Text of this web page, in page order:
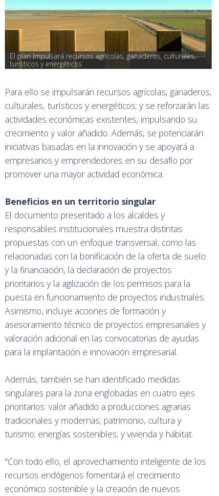
El plan Impulsará recursos agrícolas, ganaderos, culturales,
turísticos y energéticos
Para ello se impulsarán recursos agrícolas, ganaderos,
culturales, turísticos y energéticos; y se reforzarán las
actividades económicas existentes, impulsando su
crecimiento y valor añadido. Además, se potenciarán
iniciativas basadas en la innovación y se apoyará a
empresarios y emprendedores en su desafío por
promover una mayor actividad económica.
Beneficios en un territorio singular
El documento presentado a los alcaldes y
responsables institucionales muestra distintas
propuestas con un enfoque transversal, como las
relacionadas con la bonificación de la oferta de suelo
y la financiación, la declaración de proyectos
prioritarios y la agilización de los permisos para la
puesta en funcionamiento de proyectos industriales.
Asimismo, incluye acciones de formación y
asesoramiento técnico de proyectos empresariales y
valoración adicional en las convocatorias de ayudas
para la implantación e innovación empresarial.
Además, también se han identificado medidas
singulares para la zona englobadas en cuatro ejes
prioritarios: valor añadido a producciones agrarias
tradicionales y modernas; patrimonio, cultura y
turismo; energías sostenibles; y vivienda y hábitat.
"Con todo ello, el aprovechamiento inteligente de los
recursos endógenos fomentará el crecimiento
económico sostenible y la creación de nuevos